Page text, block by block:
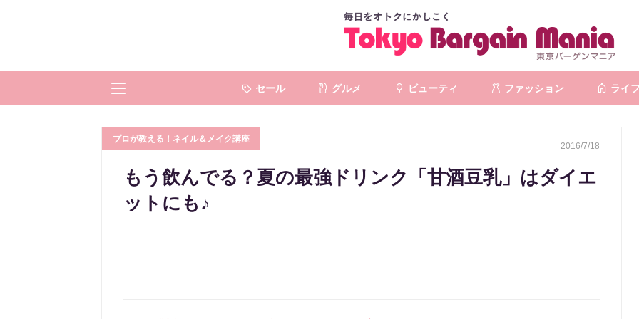
セール グルメ ビューティ ファッション ライフ
プロが教える！ネイル＆メイク講座
2016/7/18
もう飲んでる？夏の最強ドリンク「甘酒豆乳」はダイエ
ットにも♪